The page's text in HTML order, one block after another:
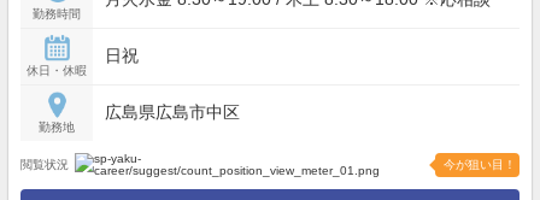
勤務時間
休日・休暇
日祝
勤務地
広島県広島市中区
閲覧状況 今が狙い目！